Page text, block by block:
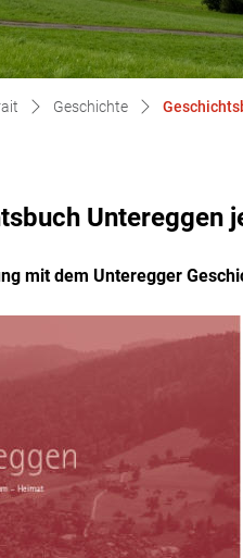
Geschichte
Untereggen
mit dem Unteregger